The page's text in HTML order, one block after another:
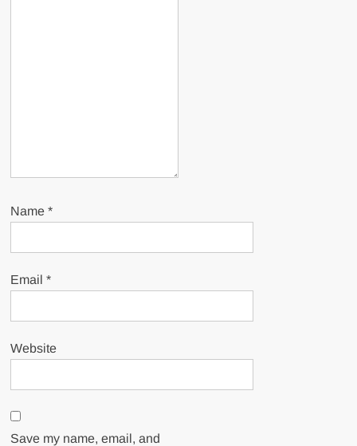
Name*
Email*
Website
Save my name, email, and